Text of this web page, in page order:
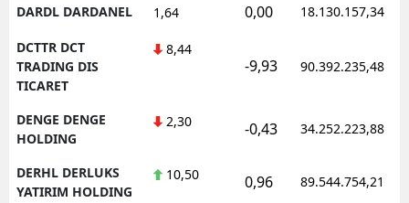
DARDL DARDANEL 1,64 0,00 18.130.157,34
DCTTR DCT
TRADING DIS
TICARET
8,44
-9,93 90.392.235,48
DENGE DENGE
HOLDING
2,30 -0,43 34.252.223,88
DERHL DERLUKS
YATIRIM HOLDING
10,50 0,96 89.544.754,21